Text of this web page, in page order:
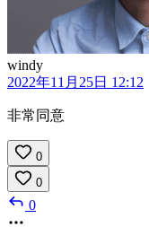
windy
2022年11月25日 12:12
非常同意
0
0
0